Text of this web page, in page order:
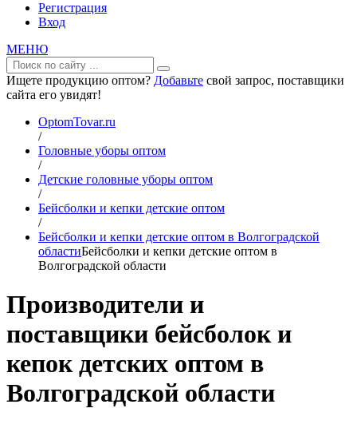
Регистрация
Вход
МЕНЮ
Ищете продукцию оптом? Добавьте свой запрос, поставщики
сайта его увидят!
OptomTovar.ru
/
Головные уборы оптом
/
Детские головные уборы оптом
/
Бейсболки и кепки детские оптом
/
Бейсболки и кепки детские оптом в Волгоградской
областиБейсболки и кепки детские оптом в
Волгоградской области
Производители и
поставщики бейсболок и
кепок детских оптом в
Волгоградской области